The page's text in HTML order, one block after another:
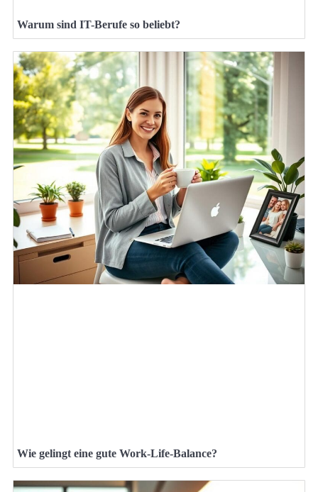
Warum sind IT-Berufe so beliebt?
Wie gelingt eine gute Work-Life-Balance?